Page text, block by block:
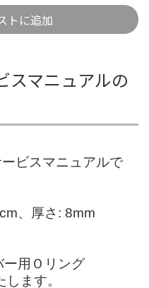
トに追加
スマニュアルの
ビスマニュアルで
、厚さ: 8mm
用Ｏリング
ます。